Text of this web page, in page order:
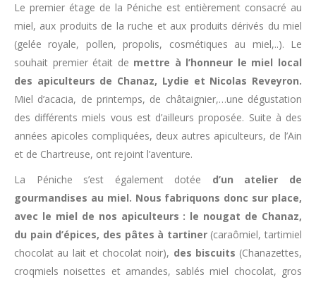
Le premier étage de la Péniche est entièrement consacré au
miel, aux produits de la ruche et aux produits dérivés du miel
(gelée royale, pollen, propolis, cosmétiques au miel,..). Le
souhait premier était de mettre à l’honneur le miel local
des apiculteurs de Chanaz, Lydie et Nicolas Reveyron.
Miel d’acacia, de printemps, de châtaignier,…une dégustation
des différents miels vous est d’ailleurs proposée. Suite à des
années apicoles compliquées, deux autres apiculteurs, de l’Ain
et de Chartreuse, ont rejoint l’aventure.
La Péniche s’est également dotée d’un atelier de
gourmandises au miel. Nous fabriquons donc sur place,
avec le miel de nos apiculteurs : le nougat de Chanaz,
du pain d’épices, des pâtes à tartiner(caraômiel, tartimiel
chocolat au lait et chocolat noir), des biscuits (Chanazettes,
croqmiels noisettes et amandes, sablés miel chocolat, gros